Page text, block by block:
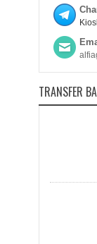
TRANSFER